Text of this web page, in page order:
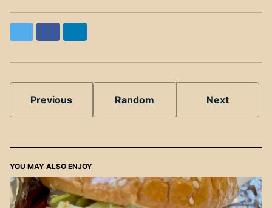
Previous Random Next
YOU MAY ALSO ENJOY